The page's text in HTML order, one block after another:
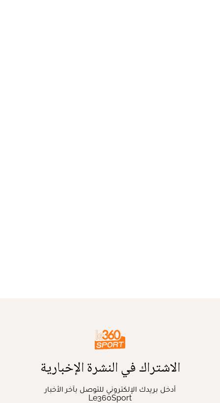
الاشتراك في النشرة الإخبارية
أدخل بريدك الإلكتروني للتوصل بآخر الأخبار
Le360Sport